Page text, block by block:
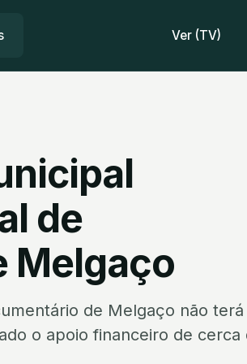
Ver (TV)
de
Melgaço
de Melgaço não
o apoio financeiro de cerca